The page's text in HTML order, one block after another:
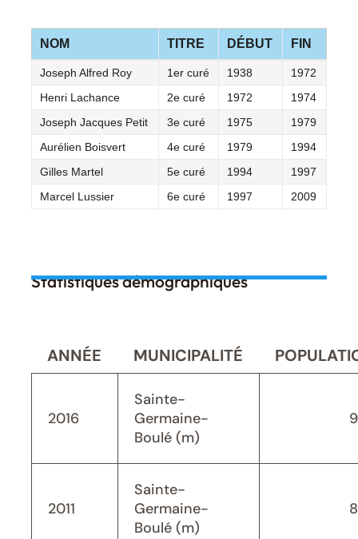
NOM TITRE DÉBUT FIN
Joseph Alfred Roy 1er curé 1938
1972
Henri Lachance
2e curé 1972
1974
Joseph Jacques Petit
3e curé 1975
1979
Aurélien Boisvert
4e curé 1979
1994
Gilles Martel
5e curé 1994
1997
Marcel Lussier
6e curé 1997 2009
Statistiques démographiques
ANNÉE MUNICIPALITÉ
2016
Sainte-
Germaine-
Boulé (m)
2011
Sainte-
Germaine-
Boulé (m)